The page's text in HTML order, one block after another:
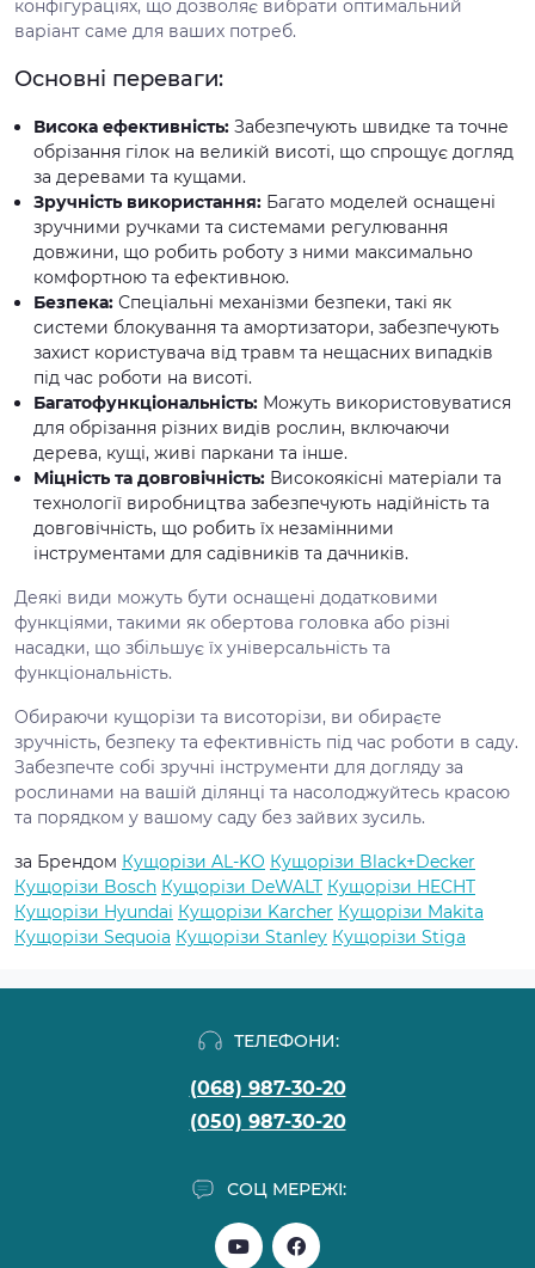
конфігураціях, що дозволяє вибрати оптимальний
варіант саме для ваших потреб.
Основні переваги:
Висока ефективність: Забезпечують швидке та точне
обрізання гілок на великій висоті, що спрощує догляд
за деревами та кущами.
Зручність використання: Багато моделей оснащені
зручними ручками та системами регулювання
довжини, що робить роботу з ними максимально
комфортною та ефективною.
Безпека: Спеціальні механізми безпеки, такі як
системи блокування та амортизатори, забезпечують
захист користувача від травм та нещасних випадків
під час роботи на висоті.
Багатофункціональність: Можуть використовуватися
для обрізання різних видів рослин, включаючи
дерева, кущі, живі паркани та інше.
Міцність та довговічність: Високоякісні матеріали та
технології виробництва забезпечують надійність та
довговічність, що робить їх незамінними
інструментами для садівників та дачників.
Деякі види можуть бути оснащені додатковими
функціями, такими як обертова головка або різні
насадки, що збільшує їх універсальність та
функціональність.
Обираючи кущорізи та висоторізи, ви обираєте
зручність, безпеку та ефективність під час роботи в саду.
Забезпечте собі зручні інструменти для догляду за
рослинами на вашій ділянці та насолоджуйтесь красою
та порядком у вашому саду без зайвих зусиль.
за Брендом Кущорізи AL-KO Кущорізи Black+Decker
Кущорізи Bosch Кущорізи DeWALT Кущорізи HECHT
Кущорізи Hyundai Кущорізи Karcher Кущорізи Makita
Кущорізи Sequoia Кущорізи Stanley Кущорізи Stiga
ТЕЛЕФОНИ:
(068) 987-30-20
(050) 987-30-20
СОЦ МЕРЕЖІ: